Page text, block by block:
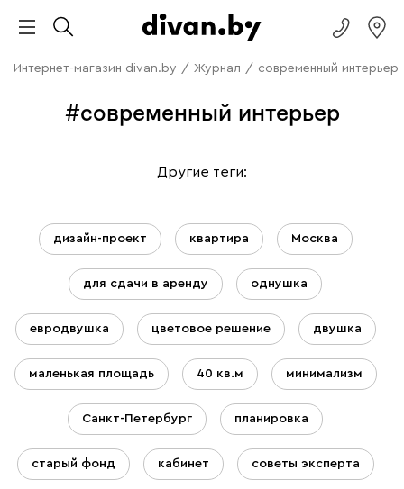
Интернет-магазин divan.by / Журнал / современный интерьер
#современный интерьер
Другие теги:
дизайн-проект квартира Москва
для сдачи в аренду однушка
евродвушка цветовое решение двушка
маленькая площадь 40 кв.м минимализм
Санкт-Петербург планировка
старый фонд кабинет советы эксперта